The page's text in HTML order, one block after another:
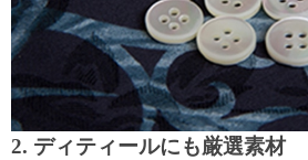
2. ディティールにも厳選素材